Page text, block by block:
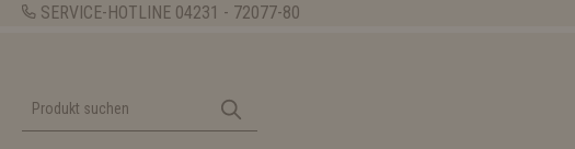
SERVICE-HOTLINE 04231 - 72077-80